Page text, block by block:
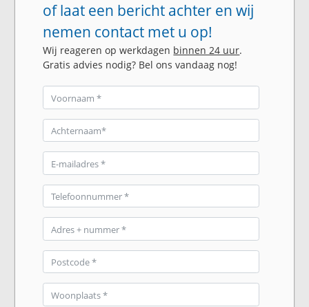
of laat een bericht achter en wij
nemen contact met u op!
Wij reageren op werkdagen binnen 24 uur.
Gratis advies nodig? Bel ons vandaag nog!